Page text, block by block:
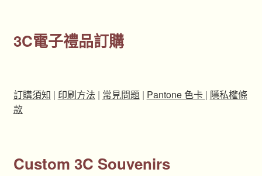
3C電子禮品訂購
訂購須知 | 印刷方法 | 常見問題| Pantone 色卡 | 隱私權條
款
Custom 3C Souvenirs